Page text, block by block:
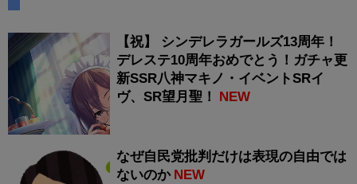
【祝】 シンデレラガールズ13周年！
デレステ10周年おめでとう！ガチャ更
新SSR八神マキノ・イベントSRイ
ヴ、SR望月聖！
NEW
なぜ自民党批判だけは表現の自由では
ないのか NEW